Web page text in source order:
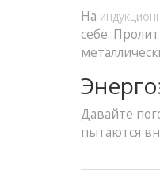
На
себе.
Давайте
пытаются